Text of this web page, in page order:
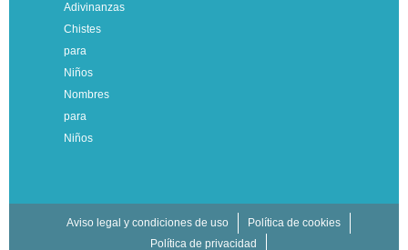
Adivinanzas
Chistes
para
Niños
Nombres
para
Niños
Aviso legal y condiciones de uso
Política de cookies
Política de privacidad